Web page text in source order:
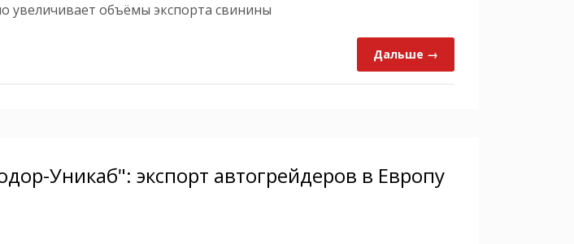
увеличивает объёмы экспорта свинины
Дальше →
Уникаб": экспорт автогрейдеров в Европу